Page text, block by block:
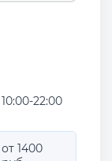
22:00
от 1400